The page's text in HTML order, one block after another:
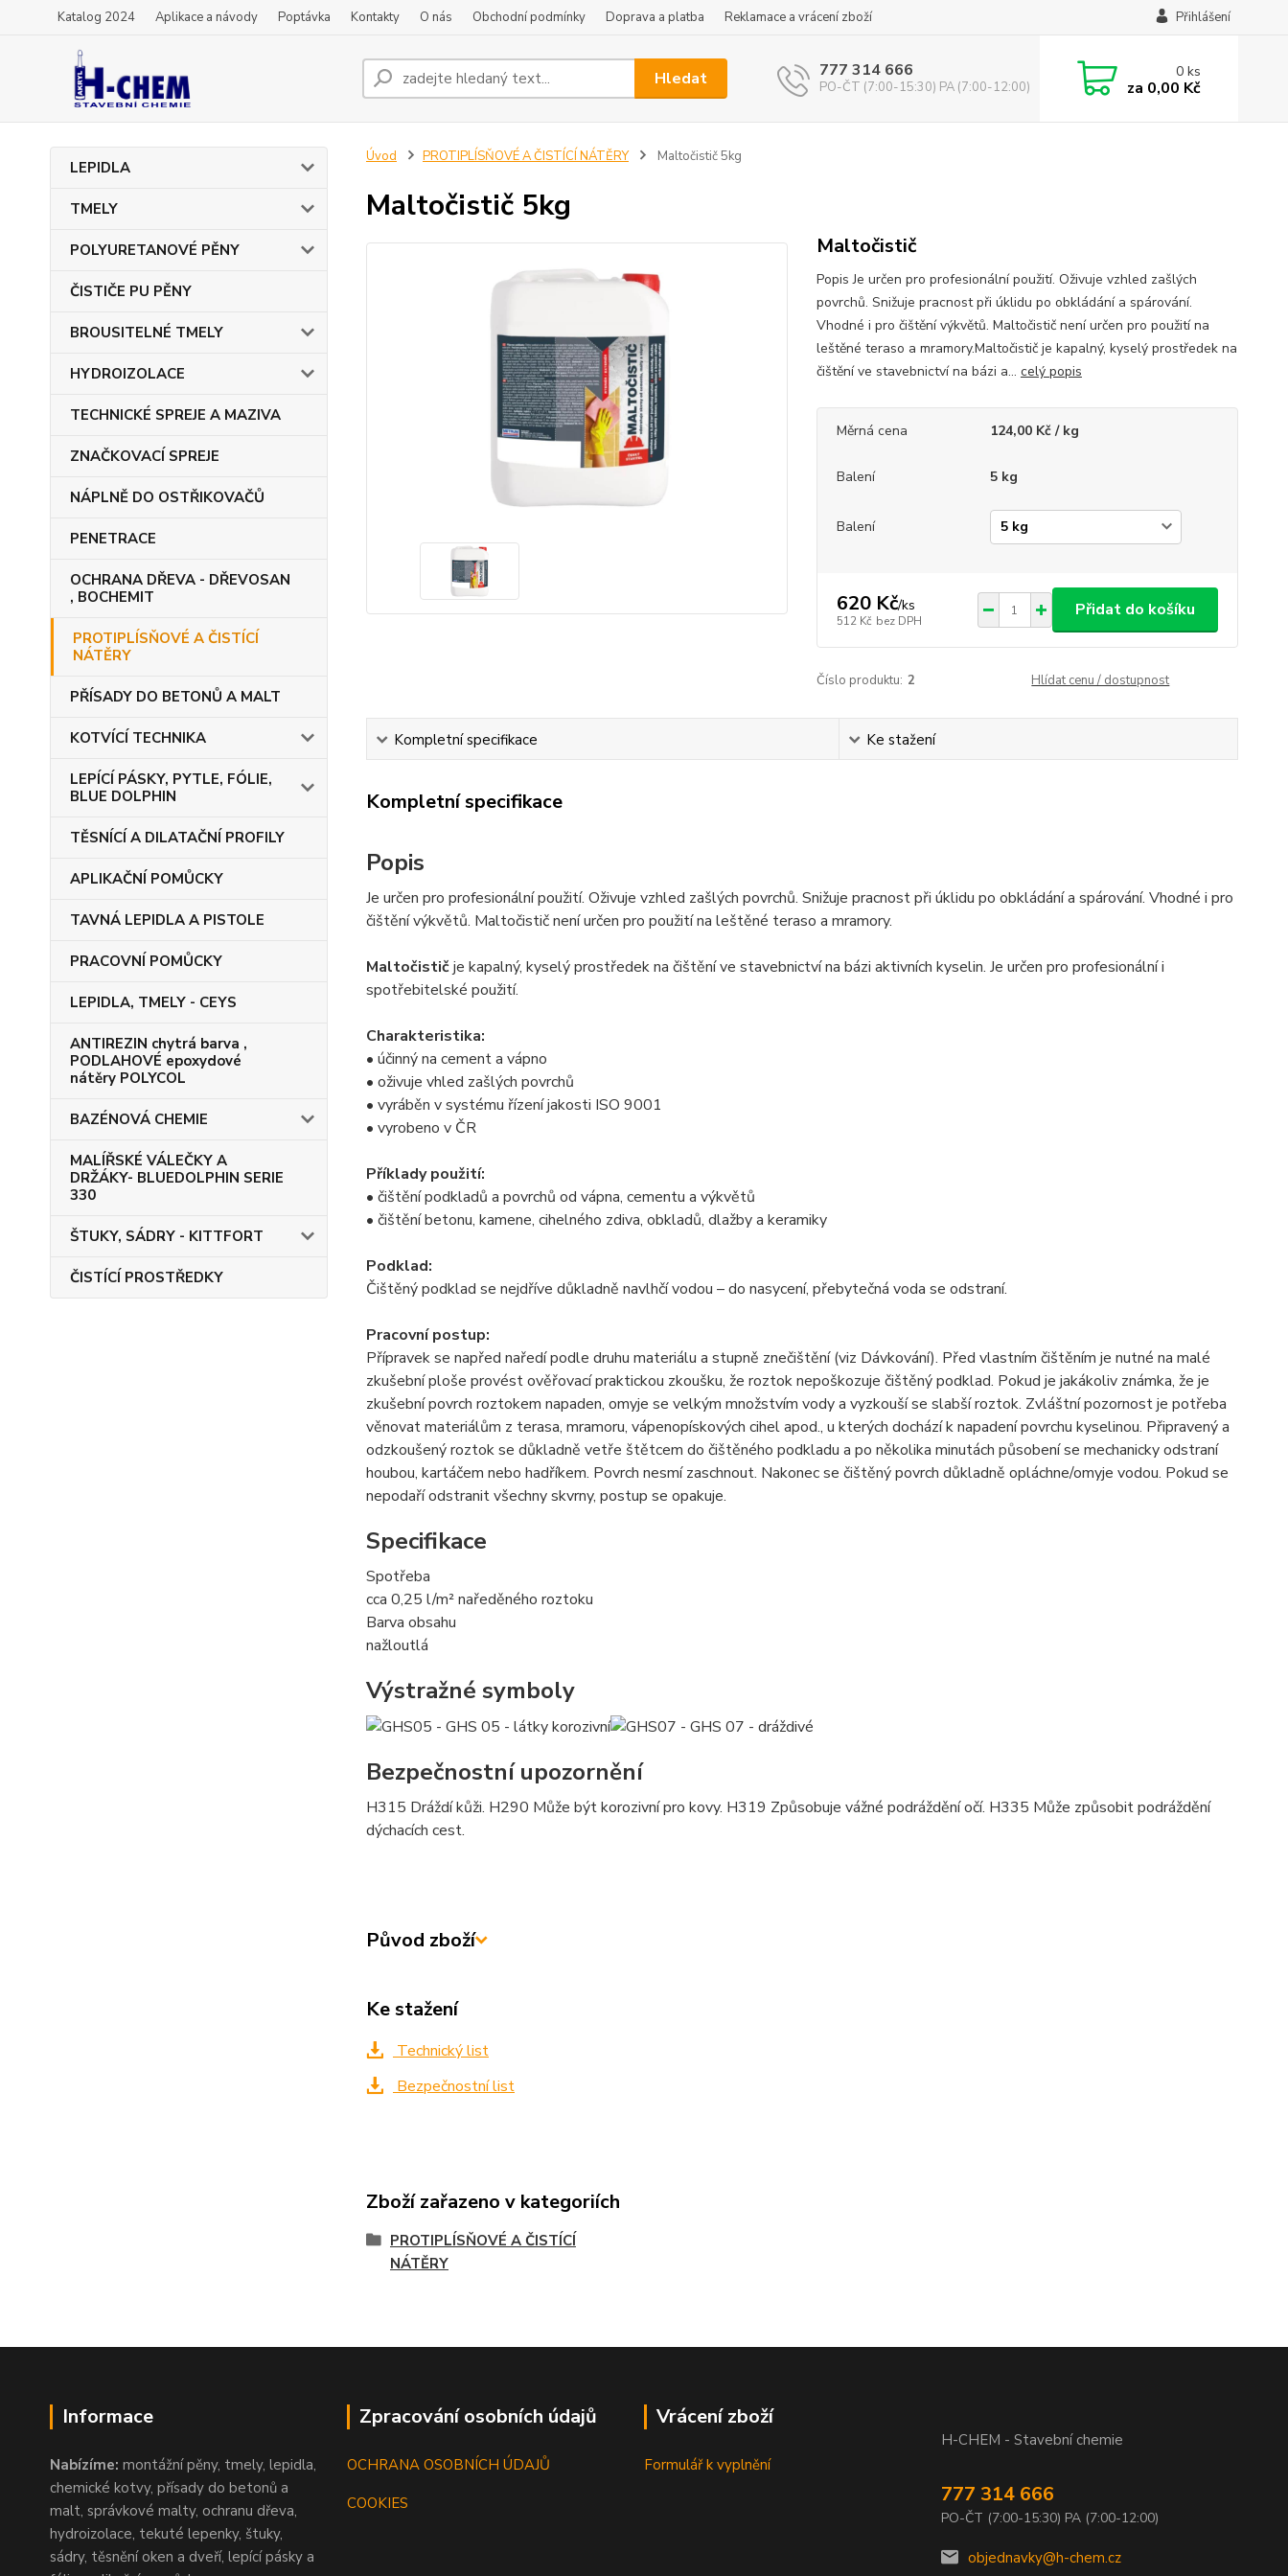
Katalog 2024 Aplikace a návody Poptávka Kontakty O nás Obchodní podmínky Doprava a platba Reklamace a vrácení zboží Přihlášení
Hledat 777 314 666
PO-ČT (7:00-15:30) PA (7:00-12:00)
0ks
za 0,00 Kč
LEPIDLA
TMELY
POLYURETANOVÉ PĚNY
ČISTIČE PU PĚNY
BROUSITELNÉ TMELY
HYDROIZOLACE
TECHNICKÉ SPREJE A MAZIVA
ZNAČKOVACÍ SPREJE
NÁPLNĚ DO OSTŘIKOVAČŮ
PENETRACE
OCHRANA DŘEVA - DŘEVOSAN
, BOCHEMIT
PROTIPLÍSŇOVÉ A ČISTÍCÍ
NÁTĚRY
PŘÍSADY DO BETONŮ A MALT
KOTVÍCÍ TECHNIKA
LEPÍCÍ PÁSKY, PYTLE, FÓLIE,
BLUE DOLPHIN
TĚSNÍCÍ A DILATAČNÍ PROFILY
APLIKAČNÍ POMŮCKY
TAVNÁ LEPIDLA A PISTOLE
PRACOVNÍ POMŮCKY
LEPIDLA, TMELY - CEYS
ANTIREZIN chytrá barva ,
PODLAHOVÉ epoxydové
nátěry POLYCOL
BAZÉNOVÁ CHEMIE
MALÍŘSKÉ VÁLEČKY A
DRŽÁKY- BLUEDOLPHIN SERIE
330
ŠTUKY, SÁDRY - KITTFORT
ČISTÍCÍ PROSTŘEDKY
Úvod PROTIPLÍSŇOVÉ A ČISTÍCÍ NÁTĚRY Maltočistič 5kg
Maltočistič 5kg
Maltočistič
Popis Je určen pro profesionální použití. Oživuje vzhled zašlých
povrchů. Snižuje pracnost při úklidu po obkládání a spárování.
Vhodné i pro čištění výkvětů. Maltočistič není určen pro použití na
leštěné teraso a mramory.Maltočistič je kapalný, kyselý prostředek na
čištění ve stavebnictví na bázi a... celý popis
Měrná cena 124,00 Kč / kg
Balení 5 kg
Balení
620 Kč/ks
512 Kč bez DPH
Přidat do košíku
Číslo produktu: 2 Hlídat cenu / dostupnost
Kompletní specifikace Ke stažení
Kompletní specifikace
Popis
Je určen pro profesionální použití. Oživuje vzhled zašlých povrchů. Snižuje pracnost při úklidu po obkládání a spárování. Vhodné i pro
čištění výkvětů. Maltočistič není určen pro použití na leštěné teraso a mramory.
Maltočističje kapalný, kyselý prostředek na čištění ve stavebnictví na bázi aktivních kyselin. Je určen pro profesionální i
spotřebitelské použití.
Charakteristika:
• účinný na cement a vápno
• oživuje vhled zašlých povrchů
• vyráběn v systému řízení jakosti ISO 9001
• vyrobeno v ČR
Příklady použití:
• čištění podkladů a povrchů od vápna, cementu a výkvětů
• čištění betonu, kamene, cihelného zdiva, obkladů, dlažby a keramiky
Podklad:
Čištěný podklad se nejdříve důkladně navlhčí vodou – do nasycení, přebytečná voda se odstraní.
Pracovní postup:
Přípravek se napřed naředí podle druhu materiálu a stupně znečištění (viz Dávkování). Před vlastním čištěním je nutné na malé
zkušební ploše provést ověřovací praktickou zkoušku, že roztok nepoškozuje čištěný podklad. Pokud je jakákoliv známka, že je
zkušební povrch roztokem napaden, omyje se velkým množstvím vody a vyzkouší se slabší roztok. Zvláštní pozornost je potřeba
věnovat materiálům z terasa, mramoru, vápenopískových cihel apod., u kterých dochází k napadení povrchu kyselinou. Připravený a
odzkoušený roztok se důkladně vetře štětcem do čištěného podkladu a po několika minutách působení se mechanicky odstraní
houbou, kartáčem nebo hadříkem. Povrch nesmí zaschnout. Nakonec se čištěný povrch důkladně opláchne/omyje vodou. Pokud se
nepodaří odstranit všechny skvrny, postup se opakuje.
Specifikace
Spotřeba
cca 0,25 l/m² naředěného roztoku
Barva obsahu
nažloutlá
Výstražné symboly
Bezpečnostní upozornění
H315 Dráždí kůži. H290 Může být korozivní pro kovy. H319 Způsobuje vážné podráždění očí. H335 Může způsobit podráždění
dýchacích cest.
Původ zboží
Ke stažení
Technický list
Bezpečnostní list
Zboží zařazeno v kategoriích
PROTIPLÍSŇOVÉ A ČISTÍCÍ
NÁTĚRY
Informace
Nabízíme: montážní pěny, tmely, lepidla,
chemické kotvy, přísady do betonů a
malt, správkové malty, ochranu dřeva,
hydroizolace, tekuté lepenky, štuky,
sádry, těsnění oken a dveří, lepící pásky a
Zpracování osobních údajů
OCHRANA OSOBNÍCH ÚDAJŮ
COOKIES
Vrácení zboží
Formulář k vyplnění
H-CHEM - Stavební chemie
777 314 666
PO-ČT (7:00-15:30) PA (7:00-12:00)
objednavky@h-chem.cz